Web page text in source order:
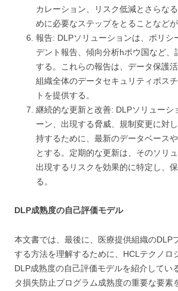
カレーション、リスク低減とさらな
めに必要なステップをとることなどが
報告: DLPソリューションは、ポリシ
デント報告、傾向分析hポウ国など、
する。これらの報告は、データ保護
組織全体のデータセキュリティポス
トを提供する。
継続的な更新と改善: DLPソリューシ
ーン、出現する脅威、規制変更に対
持するために、最新のデータベース
とする。定期的な更新は、そのソリ
出現するリスクを効果的に特定し、
る。
DLP成熟度の自己評価モデル
本文書では、最後に、医療提供組織のDLP
する方法を理解するために、HCLテクノロ
DLP成熟度の自己評価モデルを紹介してい
タ損失防止プログラム成熟度の重要な要素